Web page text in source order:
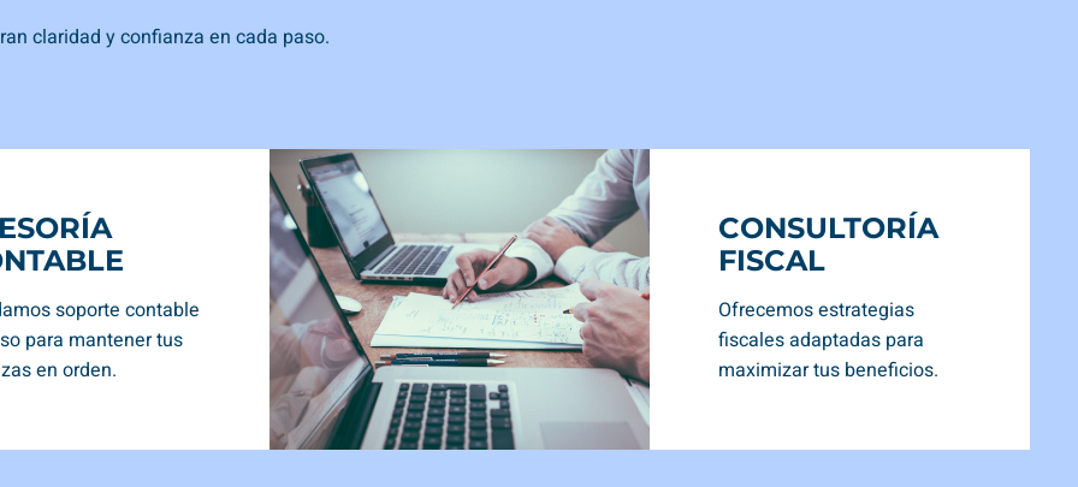
claridad y confianza en cada paso.
soporte contable
para mantener tus
en orden.
CONSULTORÍA
FISCAL
Ofrecemos estrategias
fiscales adaptadas para
maximizar tus beneficios.